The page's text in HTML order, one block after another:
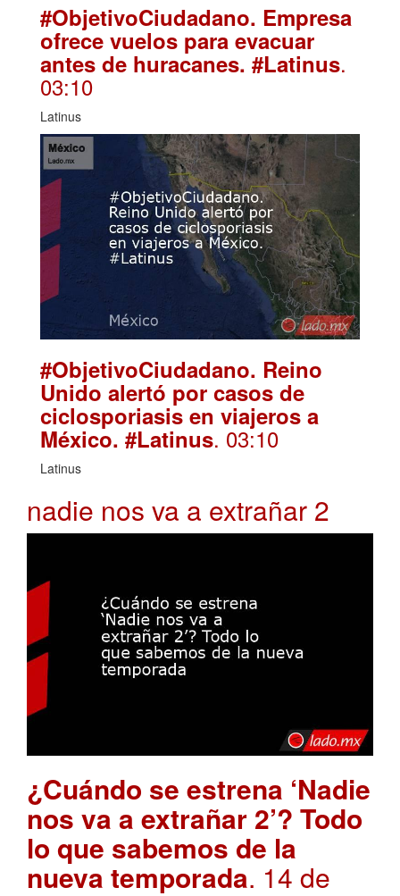
#ObjetivoCiudadano. Empresa
ofrece vuelos para evacuar
antes de huracanes. #Latinus.
03:10
Latinus
#ObjetivoCiudadano. Reino
Unido alertó por casos de
ciclosporiasis en viajeros a
México. #Latinus. 03:10
Latinus
nadie nos va a extrañar 2
¿Cuándo se estrena ‘Nadie
nos va a extrañar 2’? Todo
lo que sabemos de la
nueva temporada. 14 de